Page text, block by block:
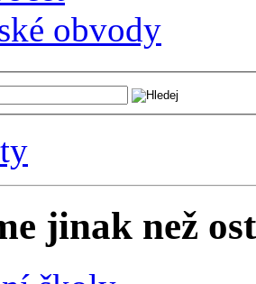
obvody
jinak než